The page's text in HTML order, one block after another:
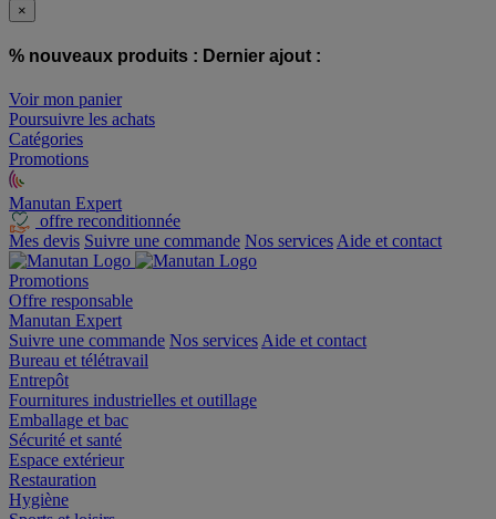
×
% nouveaux produits : Dernier ajout :
Voir mon panier
Poursuivre les achats
Catégories
Promotions
Manutan Expert
offre reconditionnée
Mes devis Suivre une commande Nos services Aide et contact
Promotions
Offre responsable
Manutan Expert
Suivre une commande Nos services Aide et contact
Bureau et télétravail
Entrepôt
Fournitures industrielles et outillage
Emballage et bac
Sécurité et santé
Espace extérieur
Restauration
Hygiène